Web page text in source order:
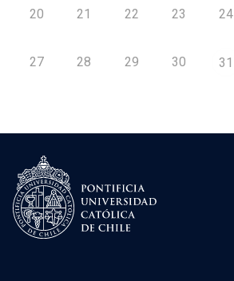
20 21 22 23 24
27 28 29 30 31